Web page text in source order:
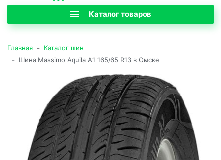
Каталог товаров
Главная - Каталог шин
- Шина Massimo Aquila A1 165/65 R13 в Омске